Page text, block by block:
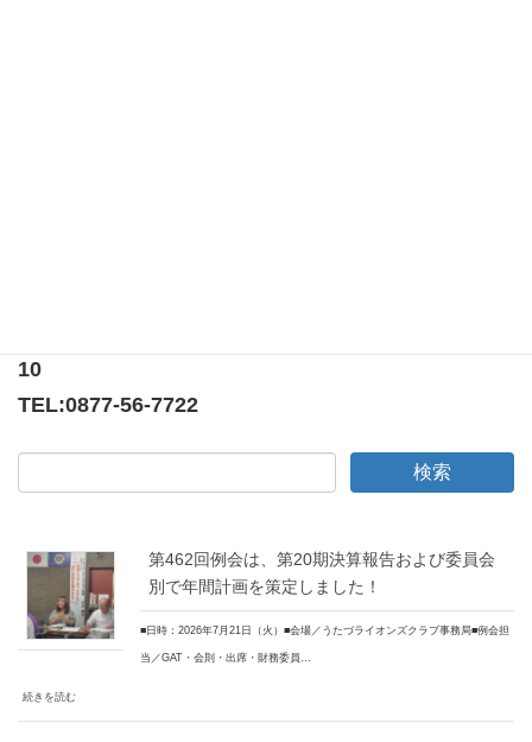
10
TEL:0877-56-7722
第462回例会は、第20期決算報告および委員会
別で年間計画を策定しました！
■日時：2026年7月21日（火）■会場／うたづライオンズクラブ事務局■例会担
当／GAT・会則・出席・財務委員…
続きを読む